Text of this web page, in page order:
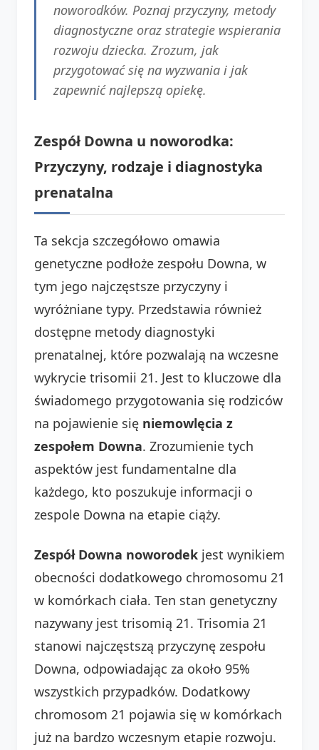
noworodków. Poznaj przyczyny, metody
diagnostyczne oraz strategie wspierania
rozwoju dziecka. Zrozum, jak
przygotować się na wyzwania i jak
zapewnić najlepszą opiekę.
Zespół Downa u noworodka:
Przyczyny, rodzaje i diagnostyka
prenatalna
Ta sekcja szczegółowo omawia
genetyczne podłoże zespołu Downa, w
tym jego najczęstsze przyczyny i
wyróżniane typy. Przedstawia również
dostępne metody diagnostyki
prenatalnej, które pozwalają na wczesne
wykrycie trisomii 21. Jest to kluczowe dla
świadomego przygotowania się rodziców
na pojawienie się niemowlęcia z
zespołem Downa. Zrozumienie tych
aspektów jest fundamentalne dla
każdego, kto poszukuje informacji o
zespole Downa na etapie ciąży.
Zespół Downa noworodek jest wynikiem
obecności dodatkowego chromosomu 21
w komórkach ciała. Ten stan genetyczny
nazywany jest trisomią 21. Trisomia 21
stanowi najczęstszą przyczynę zespołu
Downa, odpowiadając za około 95%
wszystkich przypadków. Dodatkowy
chromosom 21 pojawia się w komórkach
już na bardzo wczesnym etapie rozwoju.